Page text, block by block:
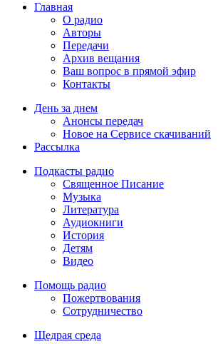
Главная
О радио
Авторы
Передачи
Архив вещания
Ваш вопрос в прямой эфир
Контакты
День за днем
Анонсы передач
Новое на Сервисе скачиваний
Рассылка
Подкасты радио
Священное Писание
Музыка
Литература
Аудиокниги
История
Детям
Видео
Помощь радио
Пожертвования
Сотрудничество
Щедрая среда